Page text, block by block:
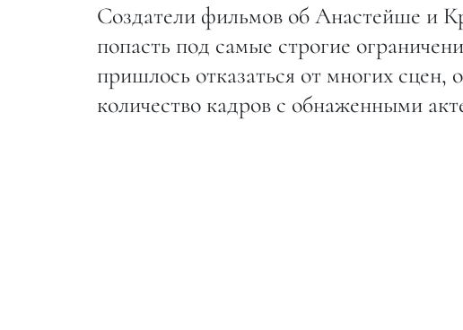
Создатели фильмов об Анастейше и
попасть под самые строгие
пришлось отказаться от многих
количество кадров с обнаженными